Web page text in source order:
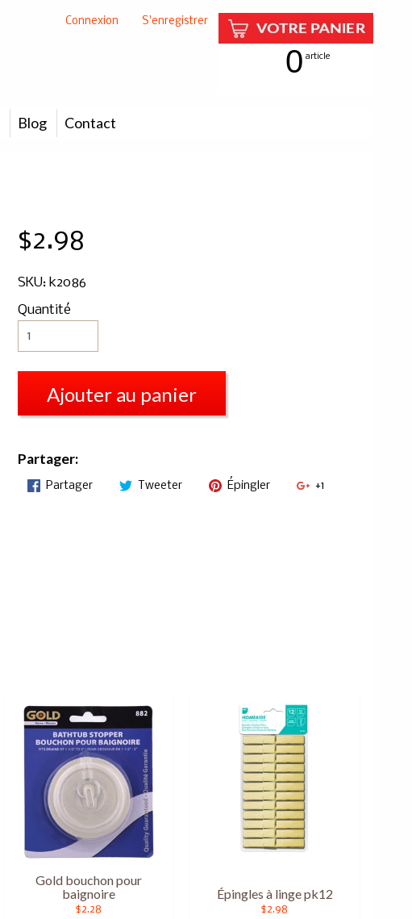
Connexion S'enregistrer
0 article
Blog Contact
$2.98
SKU: k2086
Quantité
Ajouter au panier
Partager:
Partager Tweeter Épingler +1
Gold bouchon pour
baignoire
$2.28
Épingles à linge pk12
$2.98